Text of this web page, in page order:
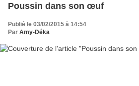
Poussin dans son œuf
Publié le 03/02/2015 à 14:54
Par Amy-Déka